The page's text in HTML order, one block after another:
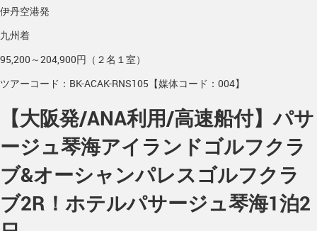
伊丹空港発
九州着
95,200～204,900円（２名１室）
ツアーコード：BK-ACAK-RNS105【媒体コード：004】
【大阪発/ANA利用/高速船付】パサ
ージュ琴海アイランドゴルフクラ
ブ&オーシャンパレスゴルフクラ
ブ2R！ホテルパサージュ琴海1泊2